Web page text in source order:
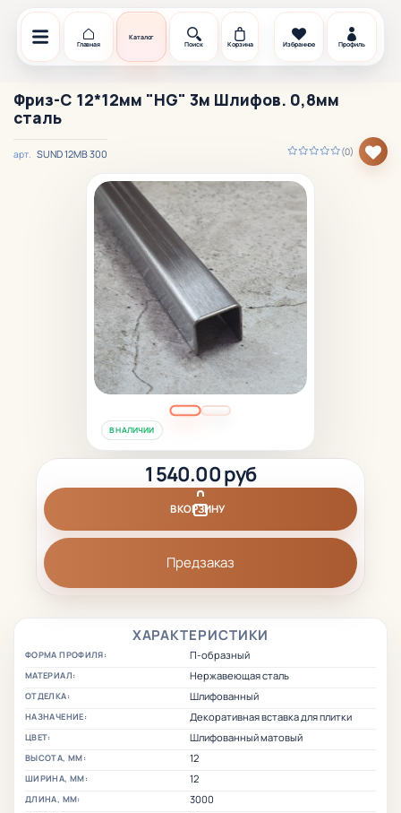
Главная
Каталог
Поиск
Корзина Избранное Профиль
Фриз-С 12*12мм "HG" 3м Шлифов. 0,8мм
сталь
(0)
арт. SUND 12MB 300
В НАЛИЧИИ
ХАРАКТЕРИСТИКИ
ФОРМА ПРОФИЛЯ: П-образный
МАТЕРИАЛ: Нержавеющая сталь
ОТДЕЛКА: Шлифованный
НАЗНАЧЕНИЕ: Декоративная вставка для плитки
ЦВЕТ: Шлифованный матовый
ВЫСОТА, ММ: 12
ШИРИНА, ММ: 12
ДЛИНА, ММ: 3000
1 540.00 руб
В КОРЗИНУ
Предзаказ